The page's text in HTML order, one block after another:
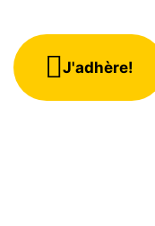
J'adhère!